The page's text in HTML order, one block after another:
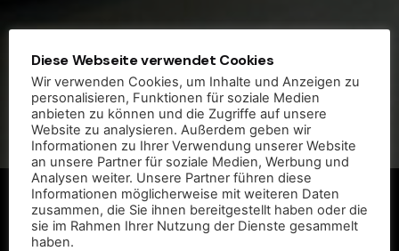
Diese Webseite verwendet Cookies
Wir verwenden Cookies, um Inhalte und Anzeigen zu
personalisieren, Funktionen für soziale Medien
anbieten zu können und die Zugriffe auf unsere
Website zu analysieren. Außerdem geben wir
Informationen zu Ihrer Verwendung unserer Website
an unsere Partner für soziale Medien, Werbung und
Analysen weiter. Unsere Partner führen diese
Informationen möglicherweise mit weiteren Daten
zusammen, die Sie ihnen bereitgestellt haben oder die
sie im Rahmen Ihrer Nutzung der Dienste gesammelt
haben.